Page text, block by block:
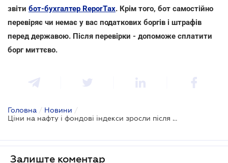
звіти бот-бухгалтер ReporTах. Крім того, бот самостійно
перевіряє чи немає у вас податкових боргів і штрафів
перед державою. Після перевірки - допоможе сплатити
борг миттєво.
Головна / Новини /
Ціни на нафту і фондові індекси зросли після обвалу 9 березня
Залиште коментар